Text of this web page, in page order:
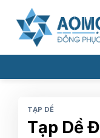
dung
TẠP DỀ
Tạp Dề